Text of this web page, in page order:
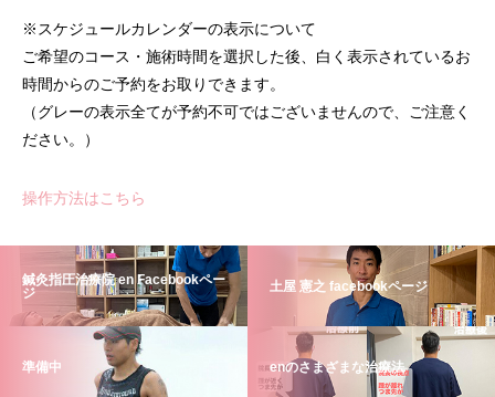
※スケジュールカレンダーの表示について
ご希望のコース・施術時間を選択した後、白く表示されているお
時間からのご予約をお取りできます。
（グレーの表示全てが予約不可ではございませんので、ご注意く
ださい。）
操作方法はこちら
鍼灸指圧治療院 en Facebookペー
ジ
土屋 憲之 facebookページ
準備中 enのさまざまな治療法